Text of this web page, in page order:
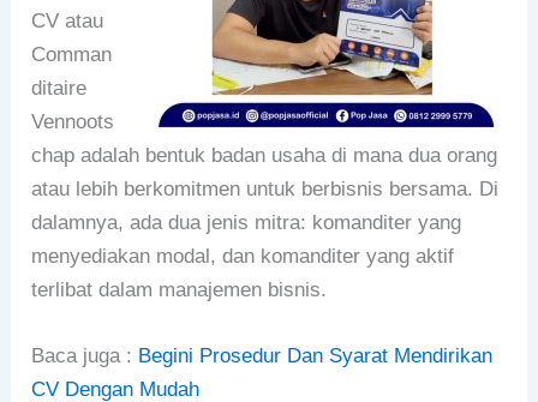
CV atau
Comman
ditaire
Vennoots
chap adalah bentuk badan usaha di mana dua orang
atau lebih berkomitmen untuk berbisnis bersama. Di
dalamnya, ada dua jenis mitra: komanditer yang
menyediakan modal, dan komanditer yang aktif
terlibat dalam manajemen bisnis.
Baca juga : Begini Prosedur Dan Syarat Mendirikan
CV Dengan Mudah